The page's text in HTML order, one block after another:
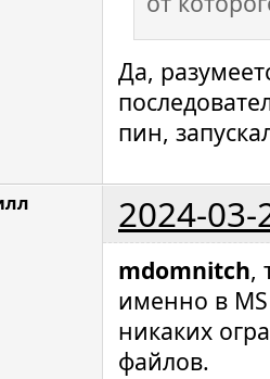
Да,
пин,
2024-03-
mdomnitch,
именно в
никаких
файлов.